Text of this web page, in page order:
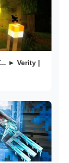
► Verity |